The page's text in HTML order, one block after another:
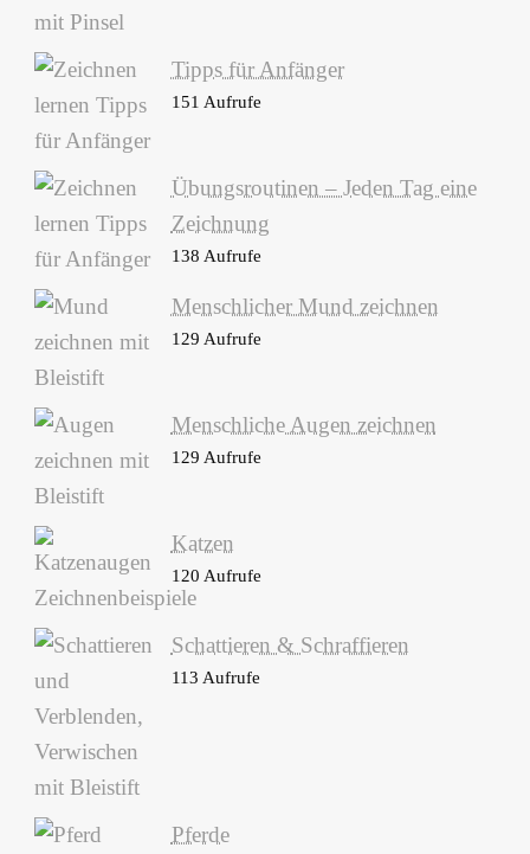
Tipps für Anfänger
151 Aufrufe
Übungsroutinen – Jeden Tag eine
Zeichnung
138 Aufrufe
Menschlicher Mund zeichnen
129 Aufrufe
Menschliche Augen zeichnen
129 Aufrufe
Katzen
120 Aufrufe
Schattieren & Schraffieren
113 Aufrufe
Pferde